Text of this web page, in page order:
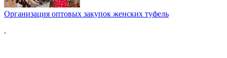
Организация оптовых закупок женских туфель
.